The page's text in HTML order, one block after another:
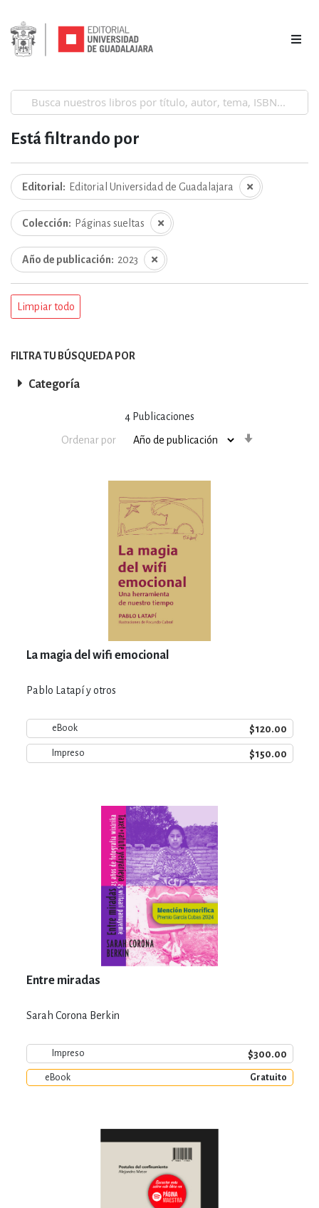
4 Publicaciones
Ordenar por
La magia del wifi emocional
Pablo Latapí y otros
eBook $120.00
Impreso $150.00
Entre miradas
Sarah Corona Berkin
Impreso $300.00
eBook Gratuito
Está filtrando por
Editorial Editorial Universidad de Guadalajara
Colección Páginas sueltas
Año de publicación 2023
Limpiar todo
FILTRA TU BÚSQUEDA POR
Categoría